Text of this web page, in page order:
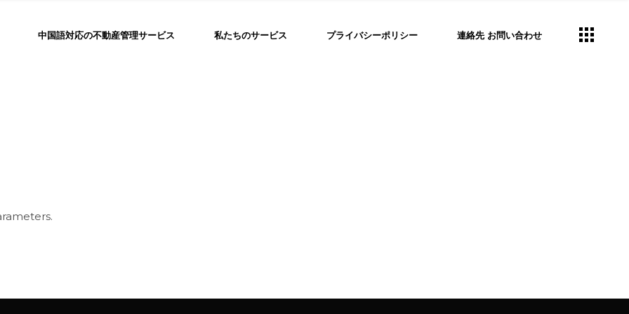
中国語対応の不動産管理サービス 私たちのサービス プライバシーポリシー 連絡先 お問い合わせ